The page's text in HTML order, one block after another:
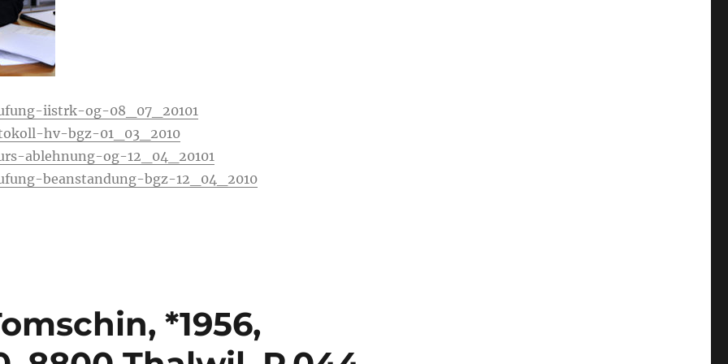
iistrk-og-08_07_20101
hv-bgz-01_03_2010
ablehnung-og-12_04_20101
beanstandung-bgz-12_04_2010
*1956,